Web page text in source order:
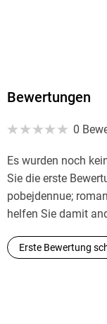
Bewertungen
0
Es wurden noch
Sie die erste
pobejdennue;
helfen Sie damit
Erste Bewertung